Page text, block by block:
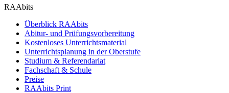
RAAbits
Überblick RAAbits
Abitur- und Prüfungsvorbereitung
Kostenloses Unterrichtsmaterial
Unterrichtsplanung in der Oberstufe
Studium & Referendariat
Fachschaft & Schule
Preise
RAAbits Print